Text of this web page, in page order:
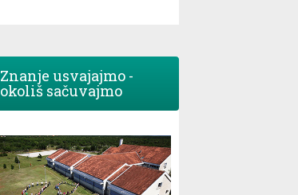
Znanje usvajajmo -
okoliš sačuvajmo